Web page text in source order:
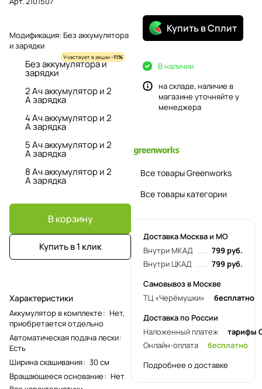
Модификация: Без аккумулятора
и зарядки
Участвует в акции-11%
Без аккумулятора и
зарядки
2 Ач аккумулятор и 2
А зарядка
4 Ач аккумулятор и 2
А зарядка
5 Ач аккумулятор и 2
А зарядка
8 Ач аккумулятор и 2
А зарядка
В корзину
Купить в 1 клик
Характеристики
Аккумулятор в комплекте: Нет,
приобретается отдельно
Автоматическая подача лески:
Есть
Ширина скашивания: 30 см
Вращающееся основание: Нет
Купить в Сплит
В наличии
на складе, наличие в
магазине уточняйте у
менеджера
Все товары Greenworks
Все товары категории
Доставка Москва и МО
Внутри МКАД
799 руб.
Внутри ЦКАД
799 руб.
Самовывоз в Москве
ТЦ «Черёмушки»
бесплатно
Доставка по России
Наложенный платеж
тарифы
Онлайн-оплата
бесплатно
Подробнее о доставке